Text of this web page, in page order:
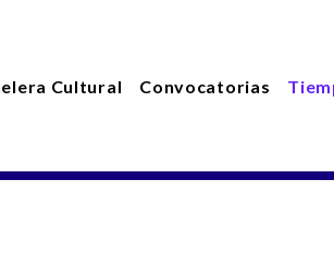
Cultural Convocatorias